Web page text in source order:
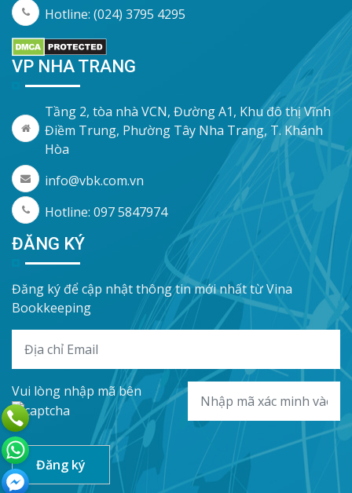
Hotline: (024) 3795 4295
VP NHA TRANG
Tầng 2, tòa nhà VCN, Đường A1, Khu đô thị Vĩnh
Điềm Trung, Phường Tây Nha Trang, T. Khánh
Hòa
info@vbk.com.vn
Hotline: 097 5847974
ĐĂNG KÝ
Đăng ký để cập nhật thông tin mới nhất từ Vina
Bookkeeping
Vui lòng nhập mã bên